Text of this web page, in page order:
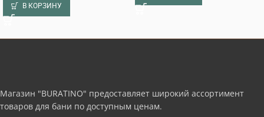
В КОРЗИНУ
Магазин "BURATINO" предоставляет широкий ассортимент
товаров для бани по доступным ценам.